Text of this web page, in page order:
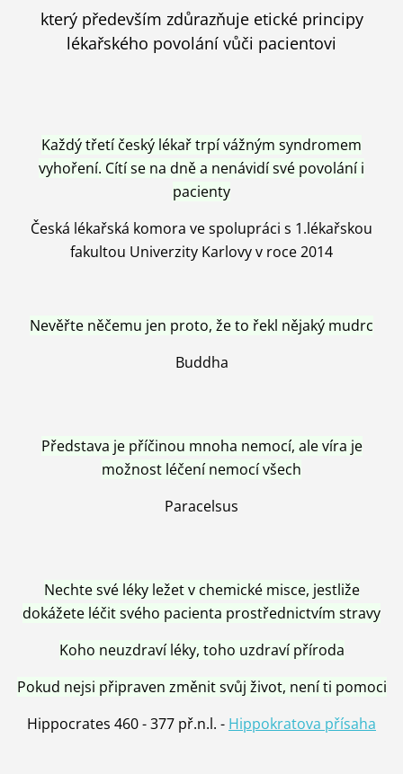
který především zdůrazňuje etické principy
lékařského povolání vůči pacientovi
Každý třetí český lékař trpí vážným syndromem
vyhoření. Cítí se na dně a nenávidí své povolání i
pacienty
Česká lékařská komora ve spolupráci s 1.lékařskou
fakultou Univerzity Karlovy v roce 2014
Nevěřte něčemu jen proto, že to řekl nějaký mudrc
Buddha
Představa je příčinou mnoha nemocí, ale víra je
možnost léčení nemocí všech
Paracelsus
Nechte své léky ležet v chemické misce, jestliže
dokážete léčit svého pacienta prostřednictvím stravy
Koho neuzdraví léky, toho uzdraví příroda
Pokud nejsi připraven změnit svůj život, není ti pomoci
Hippocrates 460 - 377 př.n.l. - Hippokratova přísaha